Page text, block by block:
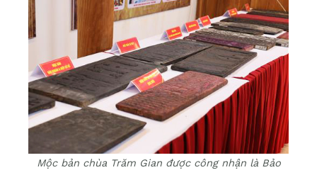
Mộc bản chùa Trăm Gian được công nhận là Bảo